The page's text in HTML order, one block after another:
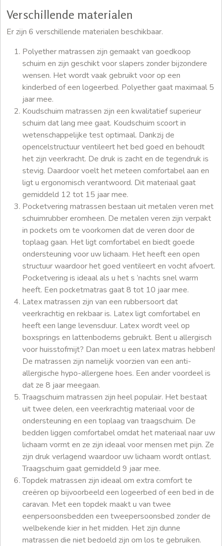
Verschillende materialen
Er zijn 6 verschillende materialen beschikbaar.
Polyether matrassen zijn gemaakt van goedkoop
schuim en zijn geschikt voor slapers zonder bijzondere
wensen. Het wordt vaak gebruikt voor op een
kinderbed of een logeerbed. Polyether gaat maximaal 5
jaar mee.
Koudschuim matrassen zijn een kwalitatief superieur
schuim dat lang mee gaat. Koudschuim scoort in
wetenschappelijke test optimaal. Dankzij de
opencelstructuur ventileert het bed goed en behoudt
het zijn veerkracht. De druk is zacht en de tegendruk is
stevig. Daardoor voelt het meteen comfortabel aan en
ligt u ergonomisch verantwoord. Dit materiaal gaat
gemiddeld 12 tot 15 jaar mee.
Pocketvering matrassen bestaan uit metalen veren met
schuimrubber eromheen. De metalen veren zijn verpakt
in pockets om te voorkomen dat de veren door de
toplaag gaan. Het ligt comfortabel en biedt goede
ondersteuning voor uw lichaam. Het heeft een open
structuur waardoor het goed ventileert en vocht afvoert.
Pocketvering is ideaal als u het s ’nachts snel warm
heeft. Een pocketmatras gaat 8 tot 10 jaar mee.
Latex matrassen zijn van een rubbersoort dat
veerkrachtig en rekbaar is. Latex ligt comfortabel en
heeft een lange levensduur. Latex wordt veel op
boxsprings en lattenbodems gebruikt. Bent u allergisch
voor huisstofmijt? Dan moet u een latex matras hebben!
De matrassen zijn namelijk voorzien van een anti-
allergische hypo-allergene hoes. Een ander voordeel is
dat ze 8 jaar meegaan.
Traagschuim matrassen zijn heel populair. Het bestaat
uit twee delen, een veerkrachtig materiaal voor de
ondersteuning en een toplaag van traagschuim. De
bedden liggen comfortabel omdat het materiaal naar uw
lichaam vormt en ze zijn ideaal voor mensen met pijn. Ze
zijn druk verlagend waardoor uw lichaam wordt ontlast.
Traagschuim gaat gemiddeld 9 jaar mee.
Topdek matrassen zijn ideaal om extra comfort te
creëren op bijvoorbeeld een logeerbed of een bed in de
caravan. Met een topdek maakt u van twee
eenpersoonsbedden een tweepersoonsbed zonder de
welbekende kier in het midden. Het zijn dunne
matrassen die niet bedoeld zijn om los te gebruiken.